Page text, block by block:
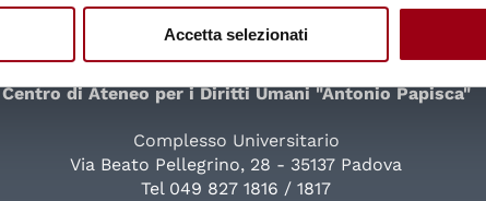
Accetta selezionati
Centro di Ateneo per i Diritti Umani "Antonio Papisca"
Complesso Universitario
Via Beato Pellegrino, 28 - 35137 Padova
Tel 049 827 1816 / 1817